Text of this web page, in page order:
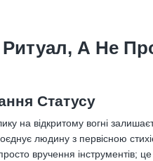
А Не
Статусу
на відкритому вогні
людину з первісною
вручення інструментів; це